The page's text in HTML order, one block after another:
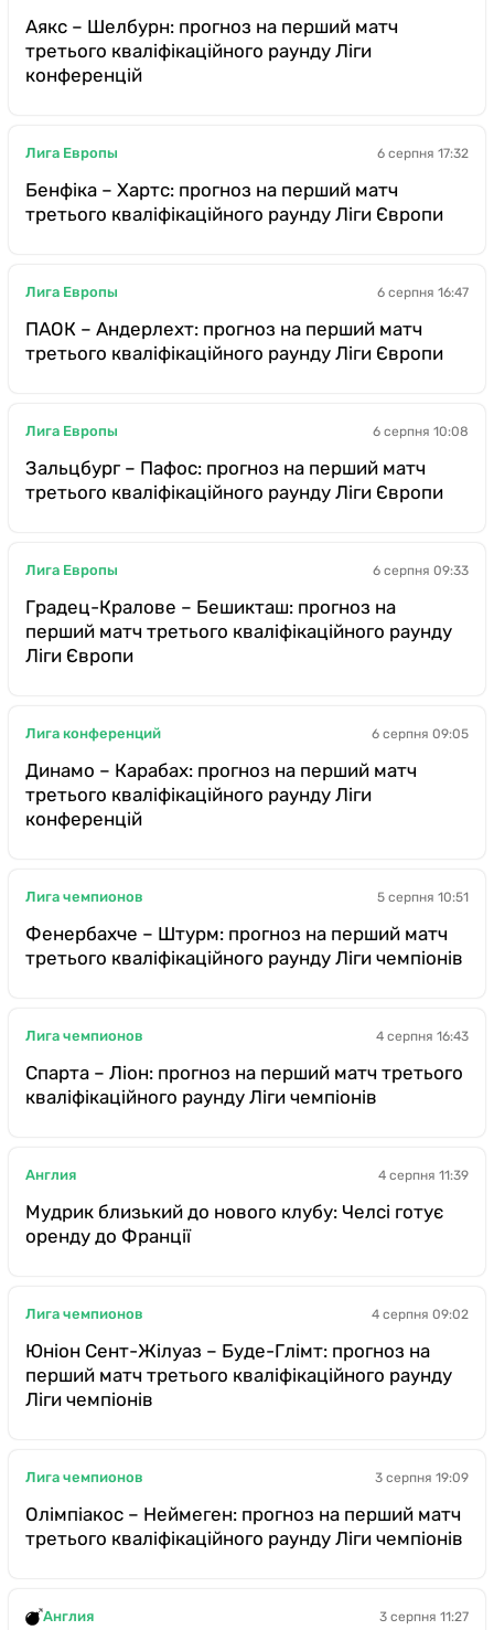
Аякс – Шелбурн: прогноз на перший матч
третього кваліфікаційного раунду Ліги
конференцій
Лига Европы 6 серпня 17:32
Бенфіка – Хартс: прогноз на перший матч
третього кваліфікаційного раунду Ліги Європи
Лига Европы 6 серпня 16:47
ПАОК – Андерлехт: прогноз на перший матч
третього кваліфікаційного раунду Ліги Європи
Лига Европы 6 серпня 10:08
Зальцбург – Пафос: прогноз на перший матч
третього кваліфікаційного раунду Ліги Європи
Лига Европы 6 серпня 09:33
Градец-Кралове – Бешикташ: прогноз на
перший матч третього кваліфікаційного раунду
Ліги Європи
Лига конференций 6 серпня 09:05
Динамо – Карабах: прогноз на перший матч
третього кваліфікаційного раунду Ліги
конференцій
Лига чемпионов 5 серпня 10:51
Фенербахче – Штурм: прогноз на перший матч
третього кваліфікаційного раунду Ліги чемпіонів
Лига чемпионов 4 серпня 16:43
Спарта – Ліон: прогноз на перший матч третього
кваліфікаційного раунду Ліги чемпіонів
Англия 4 серпня 11:39
Мудрик близький до нового клубу: Челсі готує
оренду до Франції
Лига чемпионов 4 серпня 09:02
Юніон Сент-Жілуаз – Буде-Глімт: прогноз на
перший матч третього кваліфікаційного раунду
Ліги чемпіонів
Лига чемпионов 3 серпня 19:09
Олімпіакос – Неймеген: прогноз на перший матч
третього кваліфікаційного раунду Ліги чемпіонів
Англия 3 серпня 11:27